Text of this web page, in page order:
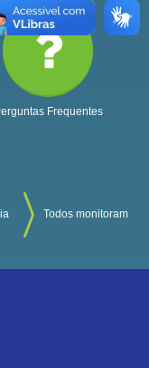
Frequentes
Todos monitoram